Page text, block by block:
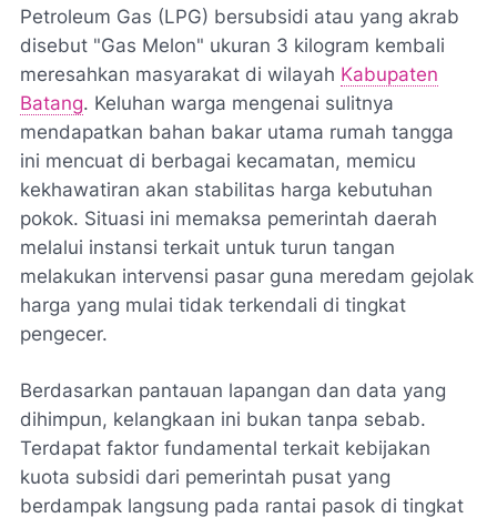
Petroleum Gas (LPG) bersubsidi atau yang akrab
disebut "Gas Melon" ukuran 3 kilogram kembali
meresahkan masyarakat di wilayah Kabupaten
Batang. Keluhan warga mengenai sulitnya
mendapatkan bahan bakar utama rumah tangga
ini mencuat di berbagai kecamatan, memicu
kekhawatiran akan stabilitas harga kebutuhan
pokok. Situasi ini memaksa pemerintah daerah
melalui instansi terkait untuk turun tangan
melakukan intervensi pasar guna meredam gejolak
harga yang mulai tidak terkendali di tingkat
pengecer.
Berdasarkan pantauan lapangan dan data yang
dihimpun, kelangkaan ini bukan tanpa sebab.
Terdapat faktor fundamental terkait kebijakan
kuota subsidi dari pemerintah pusat yang
berdampak langsung pada rantai pasok di tingkat